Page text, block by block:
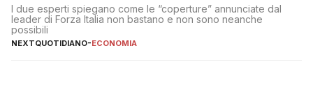
I due esperti spiegano come le “coperture” annunciate dal
leader di Forza Italia non bastano e non sono neanche
possibili
NEXTQUOTIDIANO-ECONOMIA